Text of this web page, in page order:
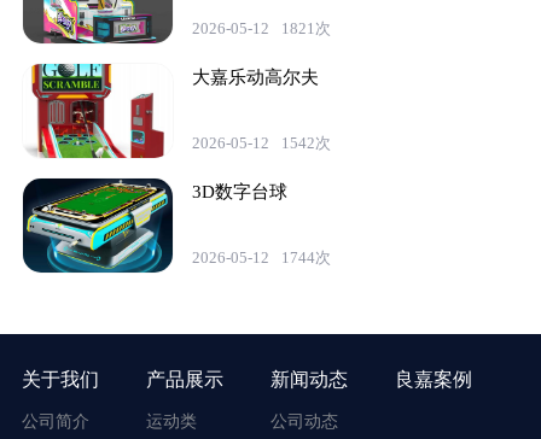
2026-05-12 1821次
大嘉乐动高尔夫
2026-05-12 1542次
3D数字台球
2026-05-12 1744次
关于我们
公司简介
产品展示
运动类
新闻动态
公司动态
良嘉案例